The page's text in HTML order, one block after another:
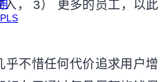
， 3） 更多的员工，以此
不惜任何代价追求用户增